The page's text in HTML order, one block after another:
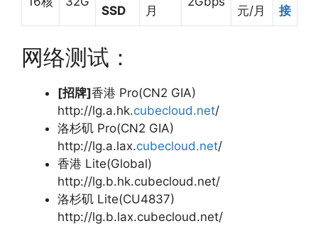
SSD
月
元/月
接
网络测试：
[招牌]香港 Pro(CN2 GIA)
http://lg.a.hk.cubecloud.net/
洛杉矶 Pro(CN2 GIA)
http://lg.a.lax.cubecloud.net/
香港 Lite(Global)
http://lg.b.hk.cubecloud.net/
洛杉矶 Lite(CU4837)
http://lg.b.lax.cubecloud.net/